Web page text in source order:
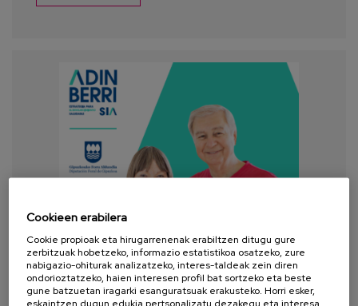
Cookieen erabilera
Cookie propioak eta hirugarrenenak erabiltzen ditugu gure
zerbitzuak hobetzeko, informazio estatistikoa osatzeko, zure
nabigazio-ohiturak analizatzeko, interes-taldeak zein diren
ondorioztatzeko, haien interesen profil bat sortzeko eta beste
gune batzuetan iragarki esanguratsuak erakusteko. Horri esker,
eskaintzen dugun edukia pertsonalizatu dezakegu eta interesa